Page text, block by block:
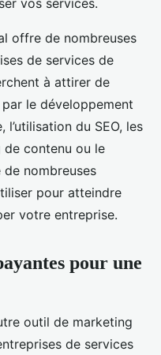
vos services.
offre de nombreuses
de services de
à attirer de
le développement
l’utilisation du SEO, les
de contenu ou le
nombreuses
pour atteindre
votre entreprise.
pour une
outil de marketing
de services